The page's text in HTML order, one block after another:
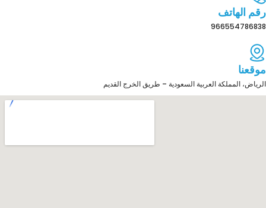
رقم الهاتف
966554786838
موقعنا
الرياض، المملكة العربية السعودية – طريق الخرج القديم